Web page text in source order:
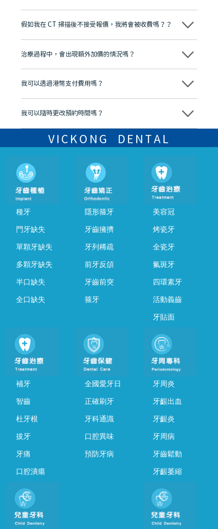
維港口腔踐行「醫道濟世」的大學校訓，各分院匯聚來自香港、內地的
牌」、「2025香港企業領袖品牌」，是諾貝爾種植系統全球放心植牙中
至今已服務超過三十個國家和地區的顧客，受到粵港澳大灣區及周邊城
市市民極高的口碑評價及信任推薦 珠海、深圳設有八大分院，香港亦設
有咨詢及服務保障中心，有任何問題都可以隨時預約免費咨詢，讓人十
假如我在 CT 掃描後不接受報價，我將會被收費嗎？？
不會！只要未開始實際服務之前，你不會被收取任何費用。
治療過程中，會出現額外加價的情況嗎？
不會，治療前我們會詳細說明治療方案及對應的價錢，顧客同意並簽字
我可以透過港幣支付費用嗎？
可以。維港口腔會按照當日匯率轉算收取費用，而匯率會及時告知客人
我可以隨時更改預約時間嗎？
可以，請盡早通過wechat或whatsapp聯絡我們，告知我們你原本預約
的時間及資料，並且重新預約的日期及時段
VICKONG DENTAL
種牙
門牙缺失
單顆牙缺失
多顆牙缺失
半口缺失
全口缺失
隱形箍牙
牙齒擁擠
牙列稀疏
前牙反頜
牙齒前突
箍牙
美容冠
烤瓷牙
全瓷牙
氟斑牙
四環素牙
活動義齒
牙貼面
補牙
智齒
杜牙根
拔牙
牙痛
口腔潰瘍
全國愛牙日
正確刷牙
牙科通識
口腔異味
預防牙病
牙周炎
牙齦出血
牙齦炎
牙周病
牙齒鬆動
牙齦萎縮